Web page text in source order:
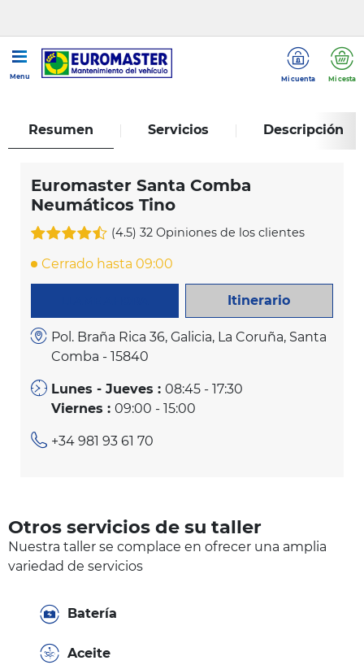
Menu Mi cuenta Mi cesta
Euromaster Santa Comba Neumáticos Tino
Resumen Servicios Descripción
Euromaster Santa Comba
Neumáticos Tino
(4.5) 32 Opiniones de los clientes
Cerrado hasta 09:00
Itinerario
Pol. Braña Rica 36, Galicia, La Coruña, Santa
Comba - 15840
Lunes - Jueves :08:45 - 17:30
Viernes :09:00 - 15:00
+34 981 93 61 70
Otros servicios de su taller
Nuestra taller se complace en ofrecer una amplia
variedad de servicios
Batería
Aceite